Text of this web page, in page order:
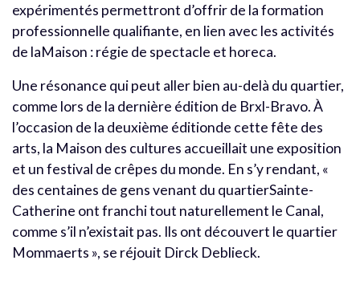
expérimentés permettront d’offrir de la formation
professionnelle qualifiante, en lien avec les activités
de laMaison : régie de spectacle et horeca.
Une résonance qui peut aller bien au-delà du quartier,
comme lors de la dernière édition de Brxl-Bravo. À
l’occasion de la deuxième éditionde cette fête des
arts, la Maison des cultures accueillait une exposition
et un festival de crêpes du monde. En s’y rendant, «
des centaines de gens venant du quartierSainte-
Catherine ont franchi tout naturellement le Canal,
comme s’il n’existait pas. Ils ont découvert le quartier
Mommaerts », se réjouit Dirck Deblieck.